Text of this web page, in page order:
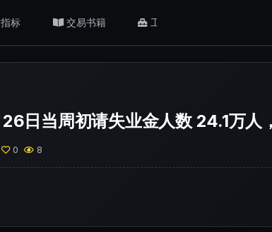
标 交易书籍 工具/返佣
日当周初请失业金人数 24.1万人
0 8